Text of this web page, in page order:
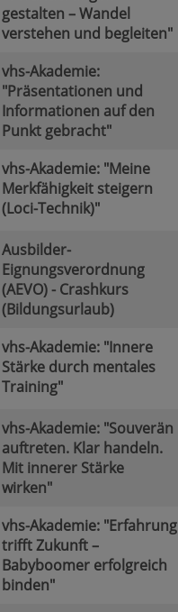
gestalten – Wandel
verstehen und begleiten"
vhs-Akademie:
"Präsentationen und
Informationen auf den
Punkt gebracht"
vhs-Akademie: "Meine
Merkfähigkeit steigern
(Loci-Technik)"
Ausbilder-
Eignungsverordnung
(AEVO) - Crashkurs
(Bildungsurlaub)
vhs-Akademie: "Innere
Stärke durch mentales
Training"
vhs-Akademie: "Souverän
auftreten. Klar handeln.
Mit innerer Stärke
wirken"
vhs-Akademie: "Erfahrung
trifft Zukunft –
Babyboomer erfolgreich
binden"